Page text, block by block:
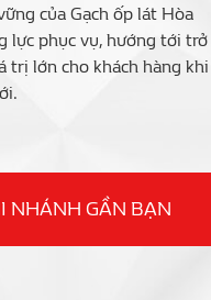
của Gạch ốp lát Hòa
lực phục vụ, hướng tới trở
trị lớn cho khách hàng khi
NHÁNH GẦN BẠN